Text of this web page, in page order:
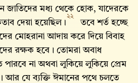
জাতিদের মধ্য থেকে হোক, যাদেরকে
দেয়া হয়েছিল।
২২
তবে শর্ত হচ্ছে
মোহরানা আদায় করে দিয়ে বিবাহ
রক্ষক হবে। তোমরা অবাধ
পারবে না অথবা লুকিয়ে লুকিয়ে প্রেম
আর যে ব্যক্তি ঈমানের পথে চলতে